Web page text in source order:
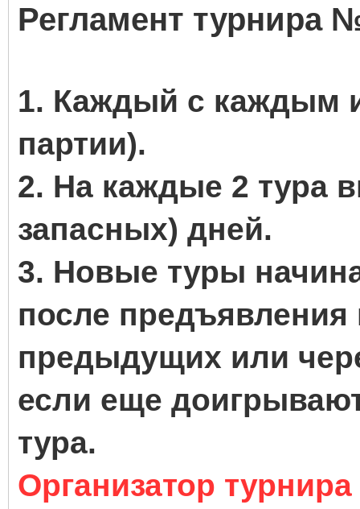
Регламент турнира
1. Каждый с каждым
партии).
2. На каждые 2 тура
запасных) дней.
3. Новые туры
после предъявления
предыдущих или
если еще
тура.
Организатор